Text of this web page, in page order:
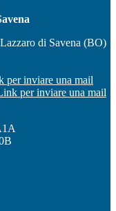
di Savena (BO)
per inviare una mail
per inviare una mail